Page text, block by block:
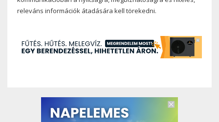
releváns információk átadására kell törekedni.